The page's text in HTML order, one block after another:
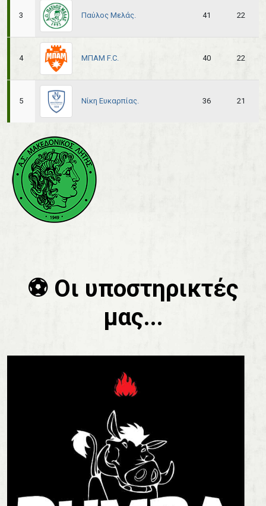
3 Παύλος Μελάς. 41 22
4 ΜΠΑΜ F.C. 40 22
5 Νίκη Ευκαρπίας. 36 21
⚽️ Οι υποστηρικτές
μας...